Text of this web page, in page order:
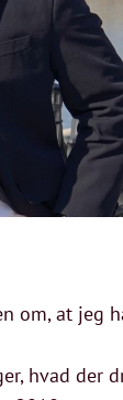
om, at jeg
hvad der